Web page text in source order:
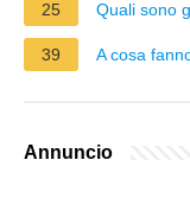
25 Quali sono
39 A cosa
Annuncio